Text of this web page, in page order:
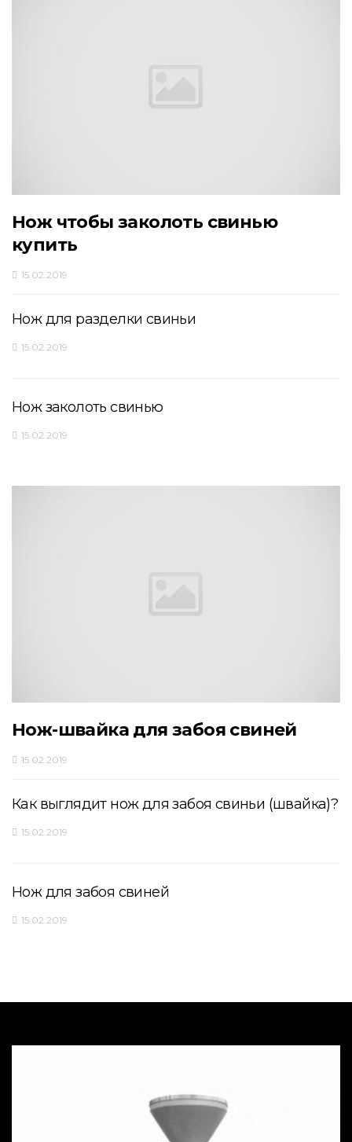
Нож чтобы заколоть свинью
купить
15.02.2019
Нож для разделки свиньи
15.02.2019
Нож заколоть свинью
15.02.2019
Нож-швайка для забоя свиней
15.02.2019
Как выглядит нож для забоя свиньи (швайка)?
15.02.2019
Нож для забоя свиней
15.02.2019